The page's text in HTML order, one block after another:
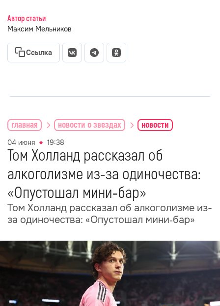
Автор статьи
Максим Мельников
Ссылка
главная новости о звездах новости
04 июня 19:38
Том Холланд рассказал об
алкоголизме из-за одиночества:
«Опустошал мини‑бар»
Том Холланд рассказал об алкоголизме из-
за одиночества: «Опустошал мини‑бар»